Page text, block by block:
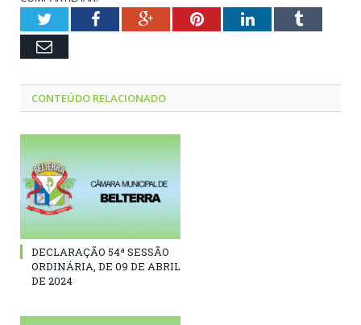
TwitterFacebookGoogle+PinterestLinkedInTumblr
Email
CONTEÚDO RELACIONADO
DECLARAÇÃO 54ª SESSÃO
ORDINÁRIA, DE 09 DE ABRIL
DE 2024